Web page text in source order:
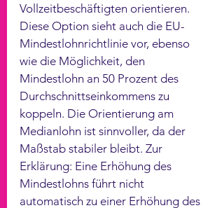
Vollzeitbeschäftigten orientieren.
Diese Option sieht auch die EU-
Mindestlohnrichtlinie vor, ebenso
wie die Möglichkeit, den
Mindestlohn an 50 Prozent des
Durchschnittseinkommens zu
koppeln. Die Orientierung am
Medianlohn ist sinnvoller, da der
Maßstab stabiler bleibt. Zur
Erklärung: Eine Erhöhung des
Mindestlohns führt nicht
automatisch zu einer Erhöhung des